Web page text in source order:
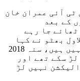
ٹی آئی عمران خان
کے بعد
جا رہے
بھٹو نے کہا
کہ ’ہمارے ملک میں سٹینڈرڈ ہائی نہیں ہیں، سنہ 2018
سکے تھے اور
الیکشن نہیں لڑ